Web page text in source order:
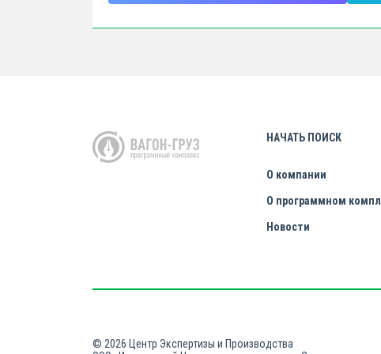
НАЧАТЬ ПОИСК
О компании
О программном
Новости
© 2026 Центр Экспертизы и Производства